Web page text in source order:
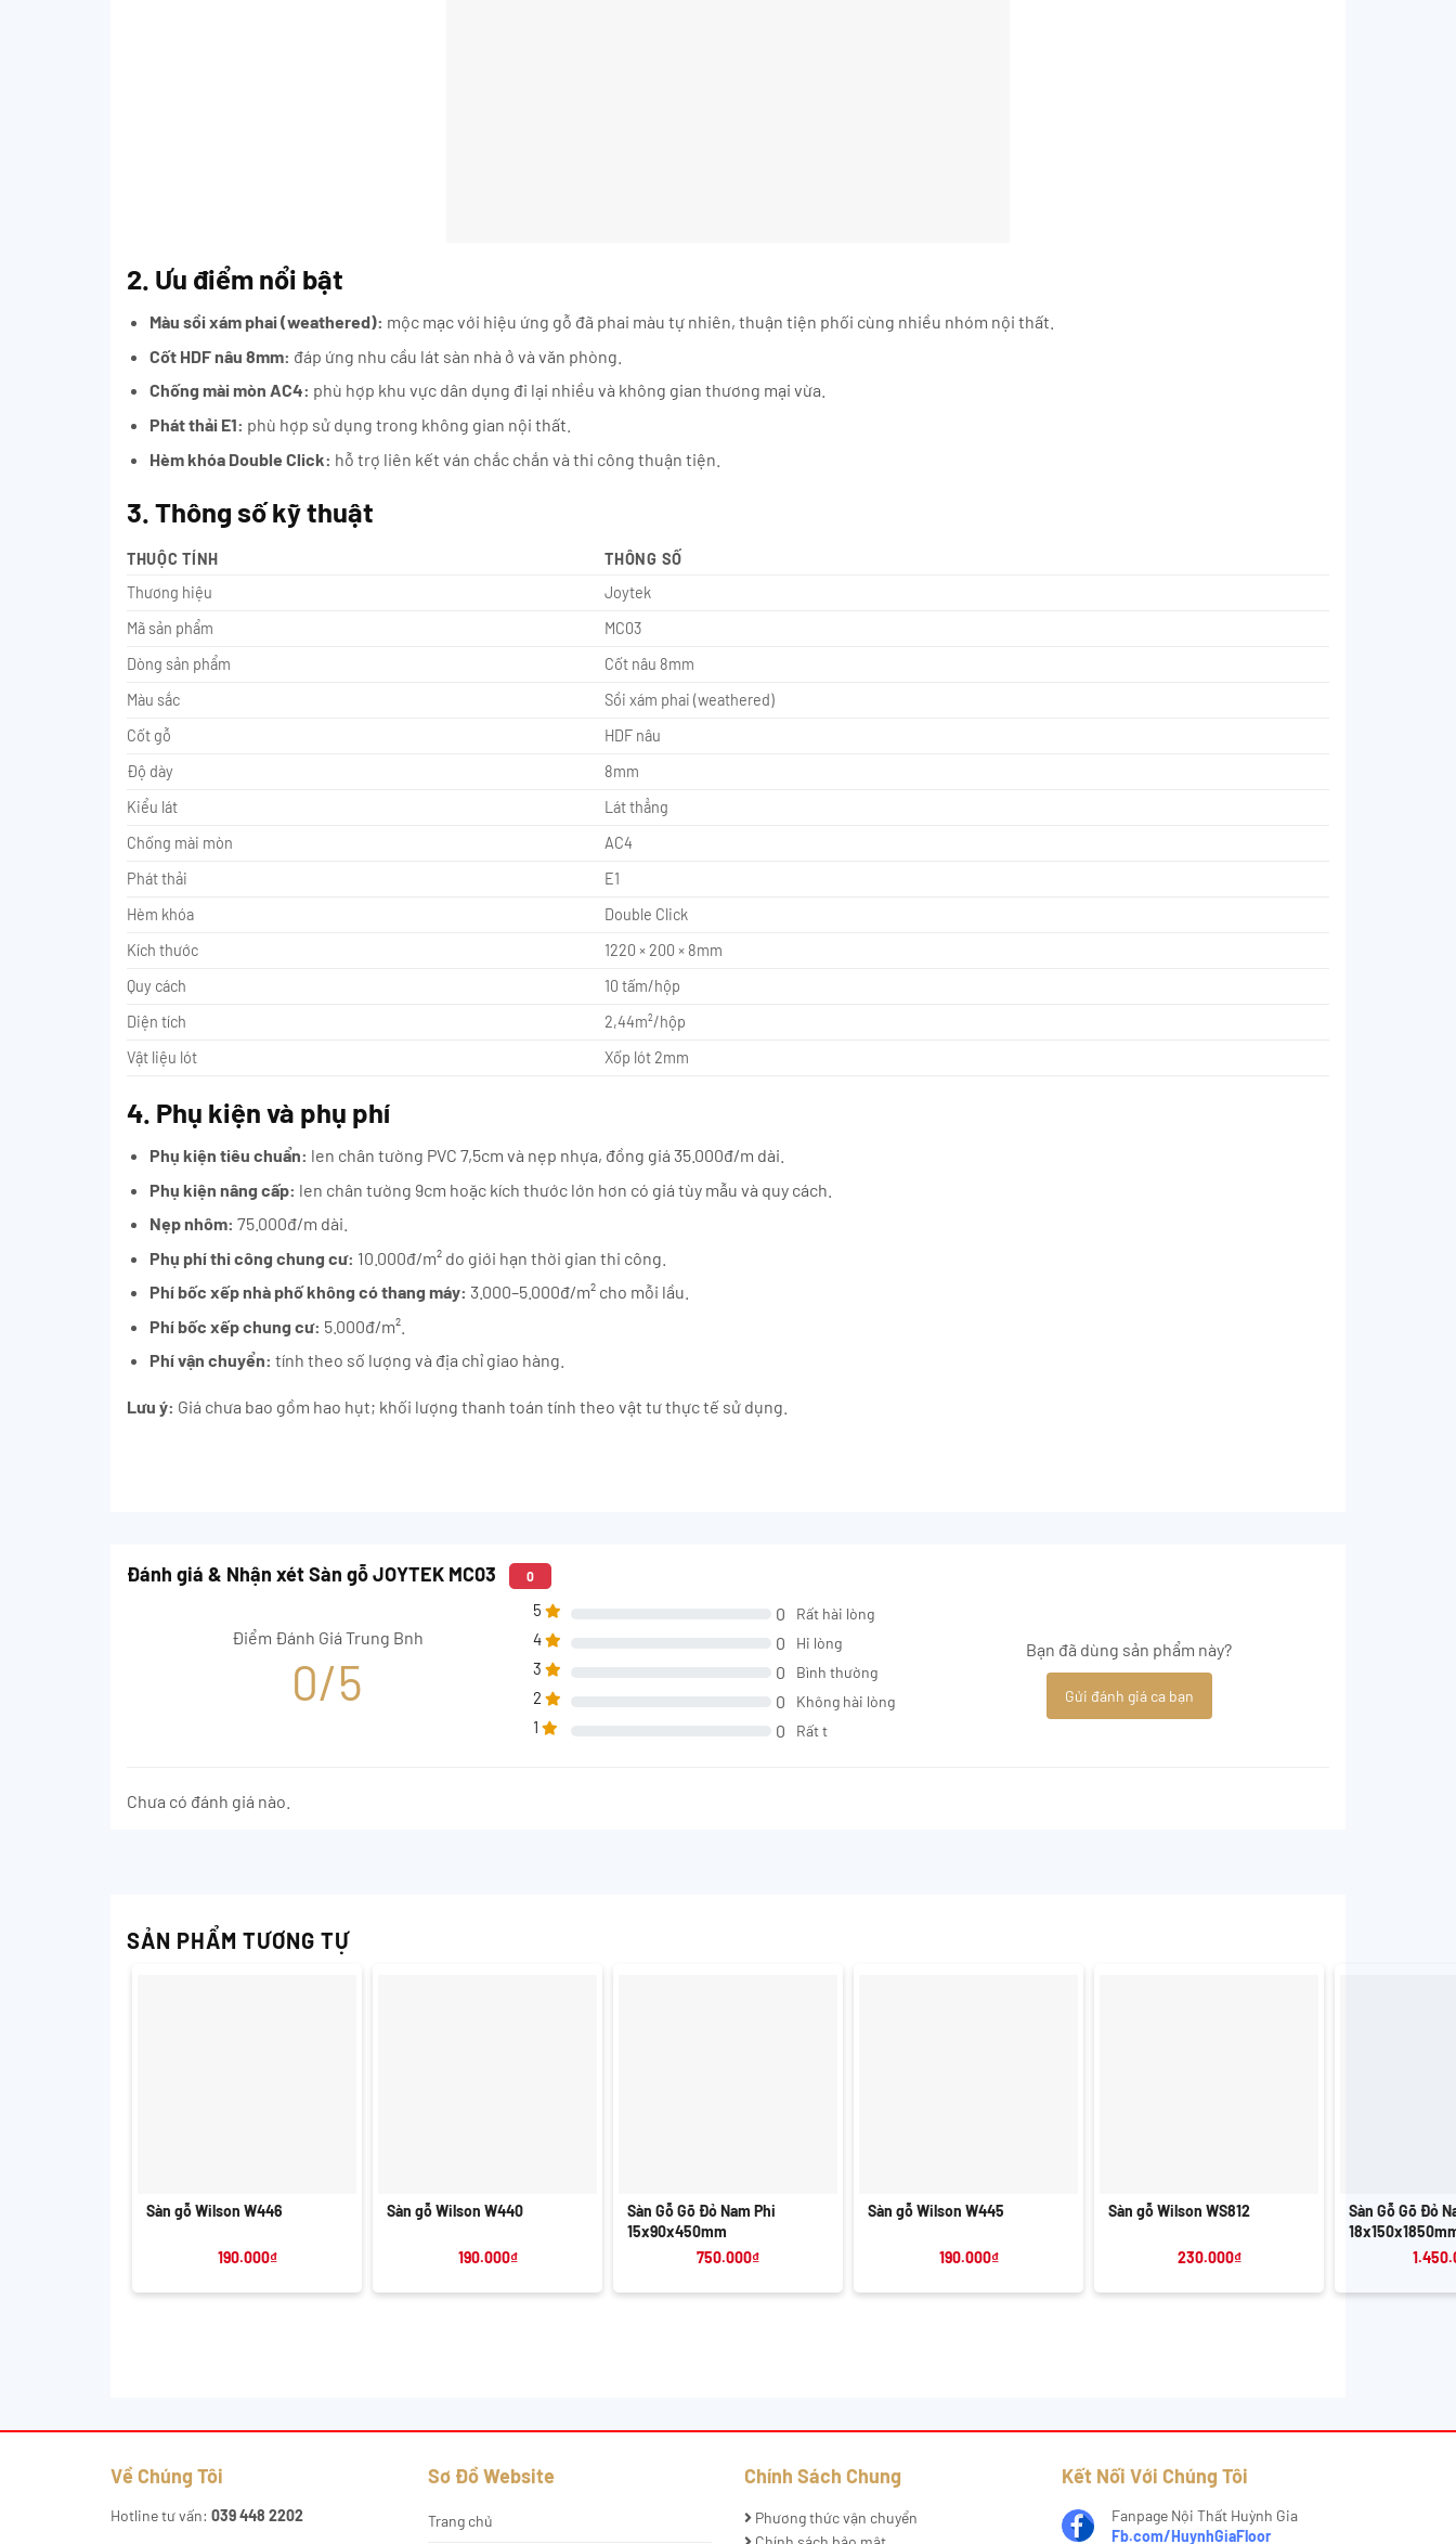
2. Ưu điểm nổi bật
Màu sồi xám phai (weathered): mộc mạc với hiệu ứng gỗ đã phai màu tự nhiên, thuận tiện phối cùng nhiều nhóm nội thất.
Cốt HDF nâu 8mm: đáp ứng nhu cầu lát sàn nhà ở và văn phòng.
Chống mài mòn AC4: phù hợp khu vực dân dụng đi lại nhiều và không gian thương mại vừa.
Phát thải E1: phù hợp sử dụng trong không gian nội thất.
Hèm khóa Double Click: hỗ trợ liên kết ván chắc chắn và thi công thuận tiện.
3. Thông số kỹ thuật
THUỘC TÍNH
THÔNG SỐ
Thương hiệu
Joytek
Mã sản phẩm
MC03
Dòng sản phẩm
Cốt nâu 8mm
Màu sắc
Sồi xám phai (weathered)
Cốt gỗ
HDF nâu
Độ dày
8mm
Kiểu lát
Lát thẳng
Chống mài mòn
AC4
Phát thải
E1
Hèm khóa
Double Click
Kích thước
1220 × 200 × 8mm
Quy cách
10 tấm/hộp
Diện tích
2,44m²/hộp
Vật liệu lót
Xốp lót 2mm
4. Phụ kiện và phụ phí
Phụ kiện tiêu chuẩn: len chân tường PVC 7,5cm và nẹp nhựa, đồng giá 35.000đ/m dài.
Phụ kiện nâng cấp: len chân tường 9cm hoặc kích thước lớn hơn có giá tùy mẫu và quy cách.
Nẹp nhôm: 75.000đ/m dài.
Phụ phí thi công chung cư: 10.000đ/m² do giới hạn thời gian thi công.
Phí bốc xếp nhà phố không có thang máy: 3.000–5.000đ/m² cho mỗi lầu.
Phí bốc xếp chung cư: 5.000đ/m².
Phí vận chuyển: tính theo số lượng và địa chỉ giao hàng.
Lưu ý: Giá chưa bao gồm hao hụt; khối lượng thanh toán tính theo vật tư thực tế sử dụng.
Đánh giá & Nhận xét Sàn gỗ JOYTEK MC03 0
Điểm Đánh Giá Trung Bnh
0/5
5 0 Rất hài lòng
4 0 Hi lòng
3 0 Bình thường
2 0 Không hài lòng
1 0 Rất t
Bạn đã dùng sản phẩm này?
Gửi đánh giá ca bạn
Chưa có đánh giá nào.
SẢN PHẨM TƯƠNG TỰ
Sàn gỗ Wilson W446
190.000₫
Sàn gỗ Wilson W440
190.000₫
Sàn Gỗ Gõ Đỏ Nam Phi
15x90x450mm
750.000₫
Sàn gỗ Wilson W445
190.000₫
Sàn gỗ Wilson WS812
230.000₫
Sàn Gỗ Gõ Đỏ
Về Chúng Tôi
Hotline tư vấn: 039 448 2202
Sơ Đồ Website
Trang chủ
Chính Sách Chung
Phương thức vận chuyển
Kết Nối Với Chúng Tôi
Fanpage Nội Thất Huỳnh Gia
Fb.com/HuynhGiaFloor